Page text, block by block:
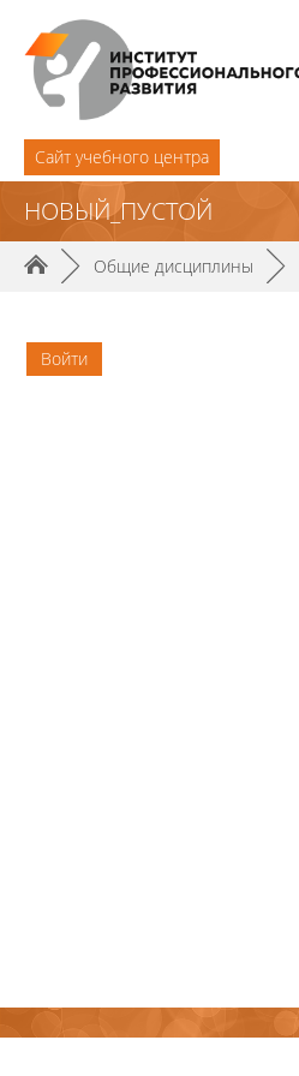
Cайт учебного центра
НОВЫЙ_ПУСТОЙ
► Общие дисциплины ►
Войти